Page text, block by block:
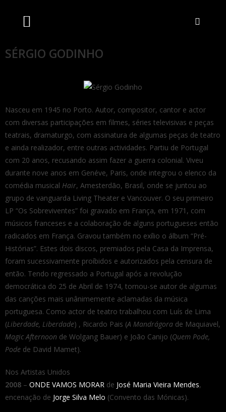
SÉRGIO GODINHO
Nasceu em 1945 no Porto. Autor, compositor, cantor e actor
com diversas participações em filmes, séries televisivas e peças
teatrais, dramaturgo, com assinatura de algumas peças de teatro
e ainda realizador, entre outras actividades. Partiu de Portugal
com 20 anos, recusando assim fazer a guerra colonial. Viveu
durante nove anos em Genéve, Paris, onde integrou o elenco da
comédia musical Hair, Amesterdão, Brasil, onde se juntou ao
grupo de vanguarda Living Theater e Vancouver. O seu primeiro
LP “Os Sobreviventes” foi gravado em França, em 1971, com
músicos franceses e a colaboração de alguns portugueses então
radicados em França. Gravou também no exílio o álbum “Pré-
Histórias”. Estes dois discos, premiados pela Casa da Imprensa,
foram sucessivamente proíbidos e autorizados pela censura de
então. Tendo regressado a Portugal após a revolução
democrática do 25 de Abril de 1974, tornou-se autor de algumas
das canções mais unânimemente aclamadas da música
portuguesa. Como actor de teatro trabalhou com Luís de Lima
(Liberdade, Liberdade) , Ricardo Pais (A Mandrágora de Maquiavel,
Magic Afternoon de Wolgang Bauer) e João Canijo (Quem Pode,
Pode de David Mamet).
Nos Artistas Unidos
2008 – ONDE VAMOS MORAR de José Maria Vieira Mendes,
encenação de Jorge Silva Melo (Convento das Mónicas).